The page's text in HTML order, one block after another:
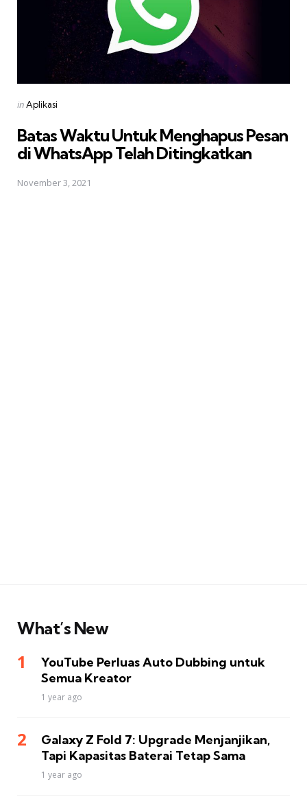
Posted
inAplikasi
Batas Waktu Untuk Menghapus Pesan
di WhatsApp Telah Ditingkatkan
November 3, 2021
What’s New
YouTube Perluas Auto Dubbing untuk
Semua Kreator
1 year ago
Galaxy Z Fold 7: Upgrade Menjanjikan,
Tapi Kapasitas Baterai Tetap Sama
1 year ago